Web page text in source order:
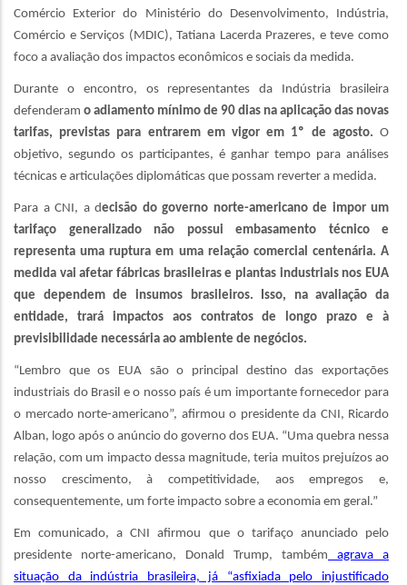
Comércio Exterior do Ministério do Desenvolvimento, Indústria,
Comércio e Serviços (MDIC), Tatiana Lacerda Prazeres, e teve como
foco a avaliação dos impactos econômicos e sociais da medida.
Durante o encontro, os representantes da Indústria brasileira
defenderam o adiamento mínimo de 90 dias na aplicação das novas
tarifas, previstas para entrarem em vigor em 1º de agosto. O
objetivo, segundo os participantes, é ganhar tempo para análises
técnicas e articulações diplomáticas que possam reverter a medida.
Para a CNI, a decisão do governo norte-americano de impor um
tarifaço generalizado não possui embasamento técnico e
representa uma ruptura em uma relação comercial centenária. A
medida vai afetar fábricas brasileiras e plantas industriais nos EUA
que dependem de insumos brasileiros. Isso, na avaliação da
entidade, trará impactos aos contratos de longo prazo e à
previsibilidade necessária ao ambiente de negócios.
“Lembro que os EUA são o principal destino das exportações
industriais do Brasil e o nosso país é um importante fornecedor para
o mercado norte-americano”, afirmou o presidente da CNI, Ricardo
Alban, logo após o anúncio do governo dos EUA. “Uma quebra nessa
relação, com um impacto dessa magnitude, teria muitos prejuízos ao
nosso crescimento, à competitividade, aos empregos e,
consequentemente, um forte impacto sobre a economia em geral.”
Em comunicado, a CNI afirmou que o tarifaço anunciado pelo
presidente norte-americano, Donald Trump, também agrava a
situação da indústria brasileira, já “asfixiada pelo injustificado